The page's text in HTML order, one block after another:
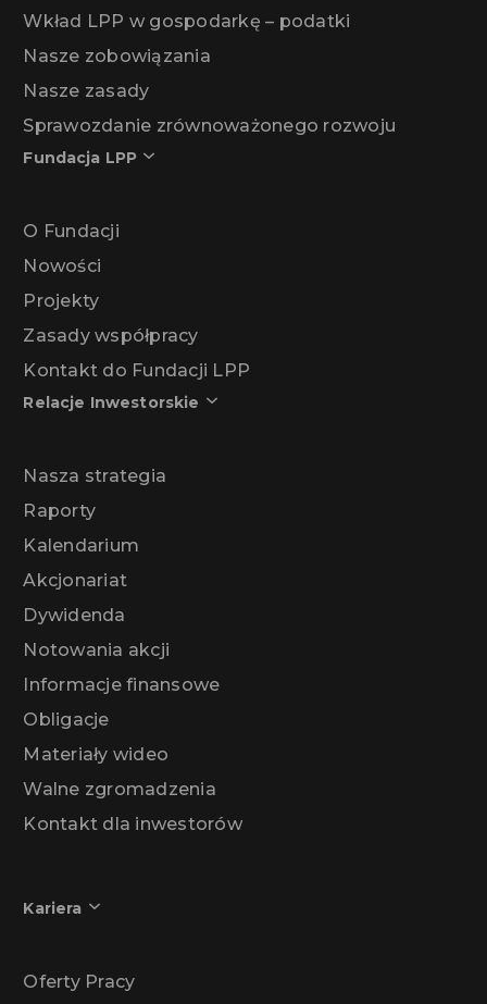
Wkład LPP w gospodarkę – podatki
Nasze zobowiązania
Nasze zasady
Sprawozdanie zrównoważonego rozwoju
Fundacja LPP
O Fundacji
Nowości
Projekty
Zasady współpracy
Kontakt do Fundacji LPP
Relacje Inwestorskie
Nasza strategia
Raporty
Kalendarium
Akcjonariat
Dywidenda
Notowania akcji
Informacje finansowe
Obligacje
Materiały wideo
Walne zgromadzenia
Kontakt dla inwestorów
Kariera
Oferty Pracy